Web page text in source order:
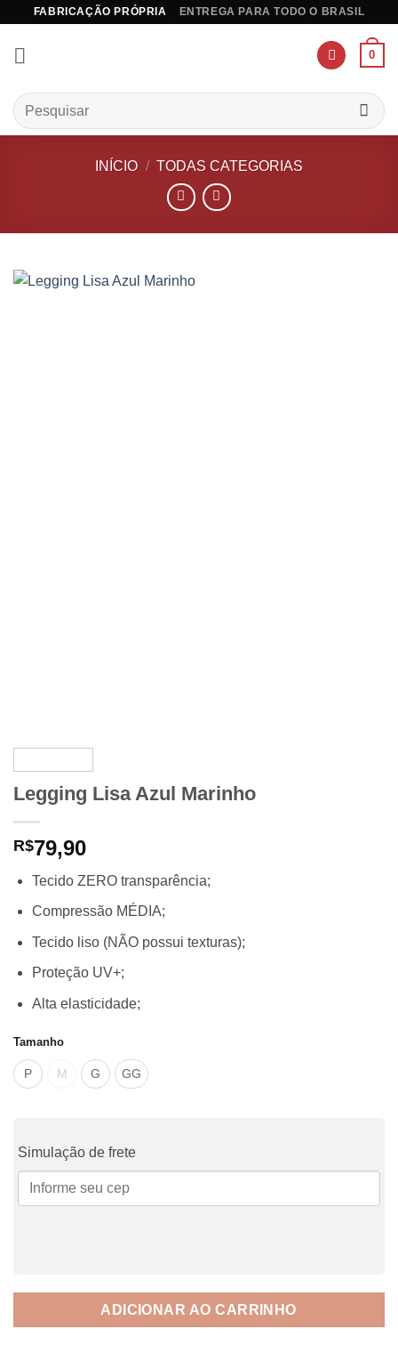
content
FABRICAÇÃO PRÓPRIA ENTREGA PARA TODO O BRASIL
0
Pesquisar
por:
INÍCIO / TODAS CATEGORIAS
Legging Lisa Azul Marinho
R$79,90
Tecido ZERO transparência;
Compressão MÉDIA;
Tecido liso (NÃO possui texturas);
Proteção UV+;
Alta elasticidade;
Tamanho
P M G GG
Simulação de frete
ADICIONAR AO CARRINHO